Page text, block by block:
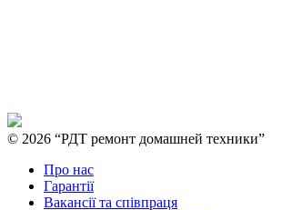
© 2026 “РДТ ремонт домашней техники”
Про нас
Гарантії
Вакансії та співпраця